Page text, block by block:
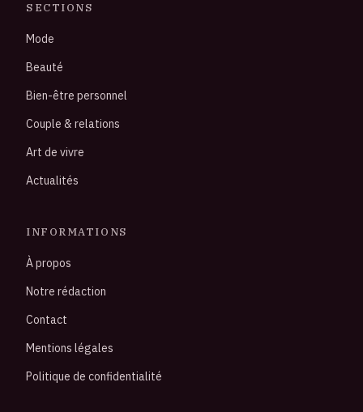
SECTIONS
Mode
Beauté
Bien-être personnel
Couple & relations
Art de vivre
Actualités
INFORMATIONS
À propos
Notre rédaction
Contact
Mentions légales
Politique de confidentialité